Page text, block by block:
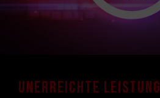
Unerreichte Leistung